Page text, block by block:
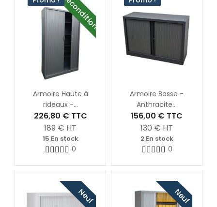
Reconditionné
Armoire Haute à
rideaux -...
226,80 € TTC
189 € HT
15 En stock
0
Armoire Basse -
Anthracite...
156,00 € TTC
130 € HT
2 En stock
0
Neuf Neuf